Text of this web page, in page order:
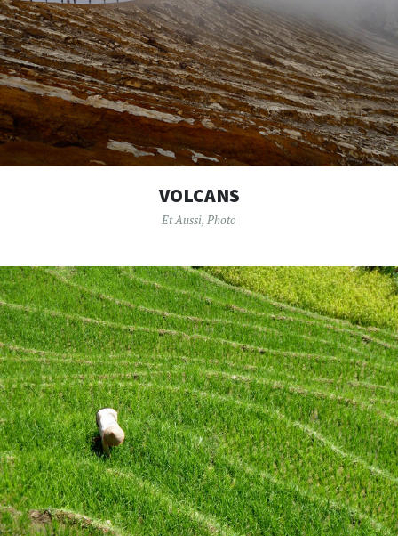
VOLCANS
Et Aussi, Photo